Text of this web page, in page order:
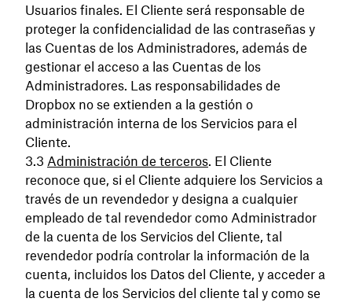
Usuarios finales. El Cliente será responsable de
proteger la confidencialidad de las contraseñas y
las Cuentas de los Administradores, además de
gestionar el acceso a las Cuentas de los
Administradores. Las responsabilidades de
Dropbox no se extienden a la gestión o
administración interna de los Servicios para el
Cliente.
Administración de terceros. El Cliente
reconoce que, si el Cliente adquiere los Servicios a
través de un revendedor y designa a cualquier
empleado de tal revendedor como Administrador
de la cuenta de los Servicios del Cliente, tal
revendedor podría controlar la información de la
cuenta, incluidos los Datos del Cliente, y acceder a
la cuenta de los Servicios del cliente tal y como se